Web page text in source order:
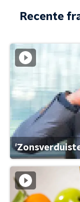
Recente